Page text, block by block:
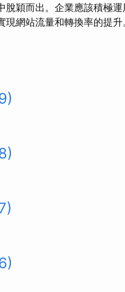
脫穎而出。企業應該積極
網站流量和轉換率的提升